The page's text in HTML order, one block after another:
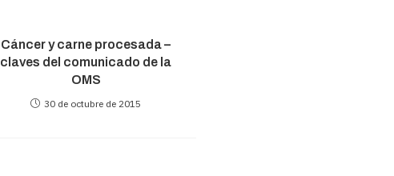
Cáncer y carne procesada –
claves del comunicado de la
OMS
30 de octubre de 2015